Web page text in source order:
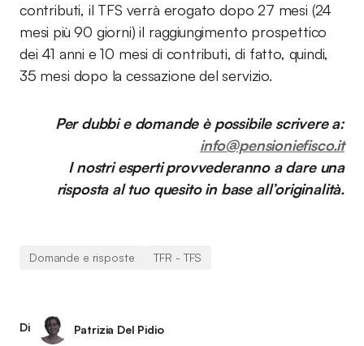
contributi, il TFS verrà erogato dopo 27 mesi (24
mesi più 90 giorni) il raggiungimento prospettico
dei 41 anni e 10 mesi di contributi, di fatto, quindi,
35 mesi dopo la cessazione del servizio.
Per dubbi e domande è possibile scrivere a:
info@pensioniefisco.it
I nostri esperti provvederanno a dare una
risposta al tuo quesito in base all’originalità.
Domande e risposte TFR - TFS
Di
Patrizia Del Pidio